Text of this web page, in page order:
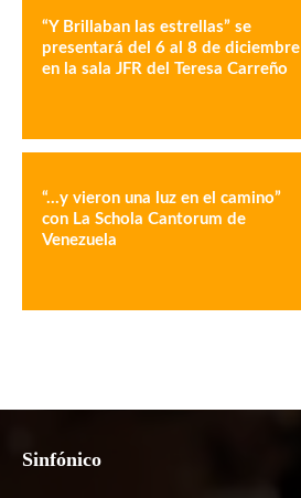
“Y Brillaban las estrellas” se
presentará del 6 al 8 de diciembre
en la sala JFR del Teresa Carreño
“…y vieron una luz en el camino”
con La Schola Cantorum de
Venezuela
Sinfónico